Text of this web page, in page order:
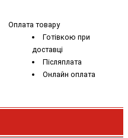
Оплата товару
Готівкою при
доставці
Післяплата
Онлайн оплата